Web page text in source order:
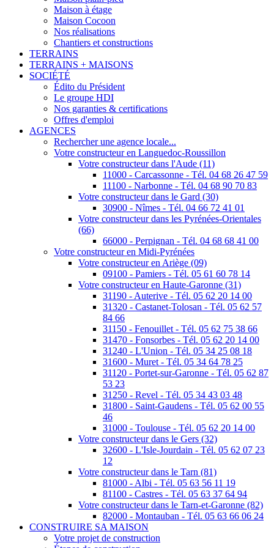
Maison à étage
Maison Cocoon
Nos réalisations
Chantiers et constructions
TERRAINS
TERRAINS + MAISONS
SOCIÉTÉ
Édito du Président
Le groupe HDI
Nos garanties & certifications
Offres d'emploi
AGENCES
Rechercher une agence locale...
Votre constructeur en Languedoc-Roussillon
Votre constructeur dans l'Aude (11)
11000 - Carcassonne - Tél. 04 68 26 47 59
11100 - Narbonne - Tél. 04 68 90 70 83
Votre constructeur dans le Gard (30)
30900 - Nîmes - Tél. 04 66 72 41 01
Votre constructeur dans les Pyrénées-Orientales
(66)
66000 - Perpignan - Tél. 04 68 68 41 00
Votre constructeur en Midi-Pyrénées
Votre constructeur en Ariège (09)
09100 - Pamiers - Tél. 05 61 60 78 14
Votre constructeur en Haute-Garonne (31)
31190 - Auterive - Tél. 05 62 20 14 00
31320 - Castanet-Tolosan - Tél. 05 62 57
84 66
31150 - Fenouillet - Tél. 05 62 75 38 66
31470 - Fonsorbes - Tél. 05 62 20 14 00
31240 - L'Union - Tél. 05 34 25 08 18
31600 - Muret - Tél. 05 34 64 78 25
31120 - Portet-sur-Garonne - Tél. 05 62 87
53 23
31250 - Revel - Tél. 05 34 43 03 48
31800 - Saint-Gaudens - Tél. 05 62 00 55
46
31000 - Toulouse - Tél. 05 62 20 14 00
Votre constructeur dans le Gers (32)
32600 - L'Isle-Jourdain - Tél. 05 62 07 23
12
Votre constructeur dans le Tarn (81)
81000 - Albi - Tél. 05 63 56 11 19
81100 - Castres - Tél. 05 63 37 64 94
Votre constructeur dans le Tarn-et-Garonne (82)
82000 - Montauban - Tél. 05 63 66 06 24
CONSTRUIRE SA MAISON
Votre projet de construction